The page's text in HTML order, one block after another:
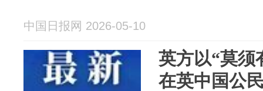
中国日报网 2026-05-10
英方以“莫须
在英中国公